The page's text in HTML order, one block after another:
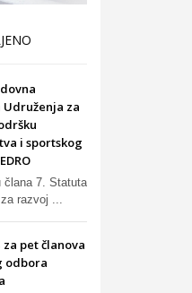
Udruženja za
i sportskog
člana 7. Statuta
razvoj ...
za pet članova
odbora